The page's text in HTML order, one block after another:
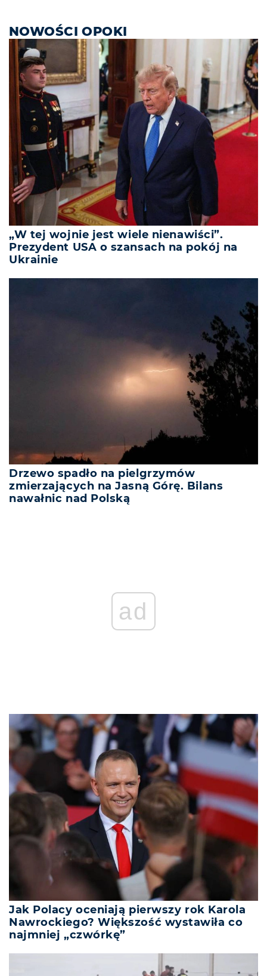
NOWOŚCI OPOKI
„W tej wojnie jest wiele nienawiści”.
Prezydent USA o szansach na pokój na
Ukrainie
Drzewo spadło na pielgrzymów
zmierzających na Jasną Górę. Bilans
nawałnic nad Polską
ad
Jak Polacy oceniają pierwszy rok Karola
Nawrockiego? Większość wystawiła co
najmniej „czwórkę”